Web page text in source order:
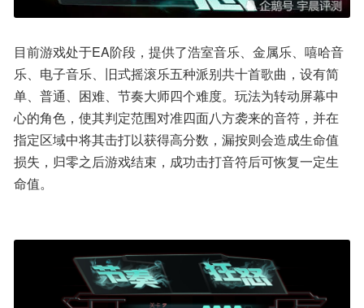
目前游戏处于EA阶段，提供了浩室音乐、金属乐、嘻哈音
乐、电子音乐、旧式摇滚乐五种派别共十首歌曲，设有简
单、普通、困难、节奏大师四个难度。玩法为转动屏幕中
心的角色，使其判定范围对准四面八方袭来的音符，并在
指定区域中将其击打以获得高分数，漏按则会造成生命值
损失，归零之后游戏结束，成功击打音符后可恢复一定生
命值。